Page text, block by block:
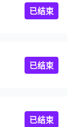
已结束
已结束
已结束